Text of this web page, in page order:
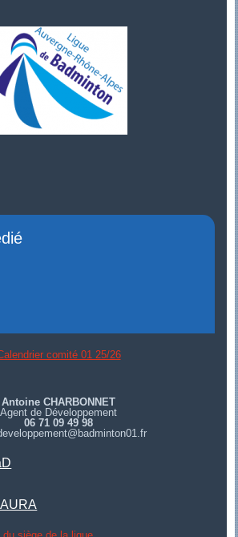
comité 01 25/26
Antoine CHARBONNET
Agent de Développement
06 71 09 49 98